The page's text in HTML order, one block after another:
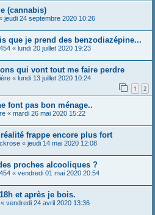
(cannabis)
jeudi 24 septembre 2020 10:26
que je prend des benzodiazépine...
« lundi 20 juillet 2020 19:23
qui vont tout me faire perdre
« lundi 13 juillet 2020 10:24
1 2
font pas bon ménage..
« mardi 26 mai 2020 15:22
frappe encore plus fort
« jeudi 14 mai 2020 12:08
proches alcooliques ?
« vendredi 01 mai 2020 20:54
et après je bois.
« vendredi 24 avril 2020 13:36